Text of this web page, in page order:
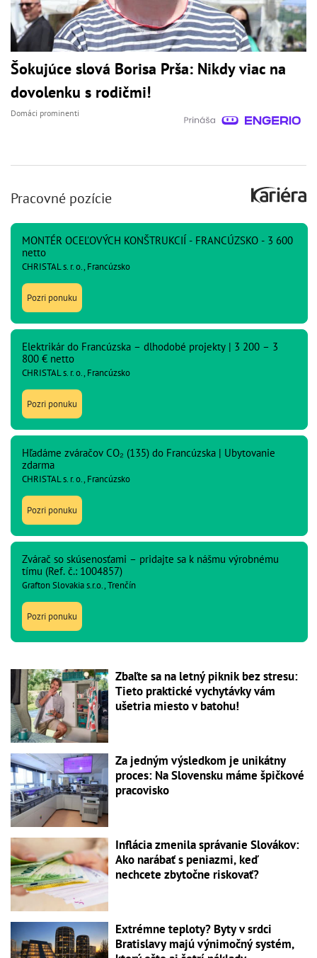
Šokujúce slová Borisa Prša: Nikdy viac na
dovolenku s rodičmi!
Domáci prominenti
Pracovné pozície
MONTÉR OCEĽOVÝCH KONŠTRUKCIÍ - FRANCÚZSKO - 3 600
netto
CHRISTAL s. r. o., Francúzsko
Pozri ponuku
Elektrikár do Francúzska – dlhodobé projekty | 3 200 – 3
800 € netto
CHRISTAL s. r. o., Francúzsko
Pozri ponuku
Hľadáme zváračov CO₂ (135) do Francúzska | Ubytovanie
zdarma
CHRISTAL s. r. o., Francúzsko
Pozri ponuku
Zvárač so skúsenosťami – pridajte sa k nášmu výrobnému
tímu (Ref. č.: 1004857)
Grafton Slovakia s.r.o., Trenčín
Pozri ponuku
Zbaľte sa na letný piknik bez stresu:
Tieto praktické vychytávky vám
ušetria miesto v batohu!
Za jedným výsledkom je unikátny
proces: Na Slovensku máme špičkové
pracovisko
Inflácia zmenila správanie Slovákov:
Ako narábať s peniazmi, keď
nechcete zbytočne riskovať?
Extrémne teploty? Byty v srdci
Bratislavy majú výnimočný systém,